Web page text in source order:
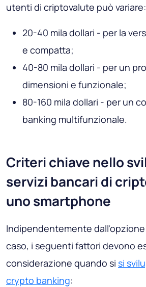
utenti di criptovalute può variare:
20-40 mila dollari - per la
e compatta;
40-80 mila dollari - per un
dimensioni e funzionale;
80-160 mila dollari - per un
banking multifunzionale.
Criteri chiave nello
servizi bancari di
uno smartphone
Indipendentemente
caso, i seguenti fattori devono
considerazione quando si si
crypto banking: